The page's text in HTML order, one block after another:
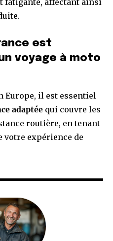
fatigante, affectant ainsi
est
voyage à moto
Europe, il est essentiel
adaptée qui couvre les
routière, en tenant
votre expérience de